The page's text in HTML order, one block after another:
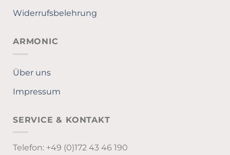
Widerrufsbelehrung
ARMONIC
Über uns
Impressum
SERVICE & KONTAKT
Telefon: +49 (0)172 43 46 190